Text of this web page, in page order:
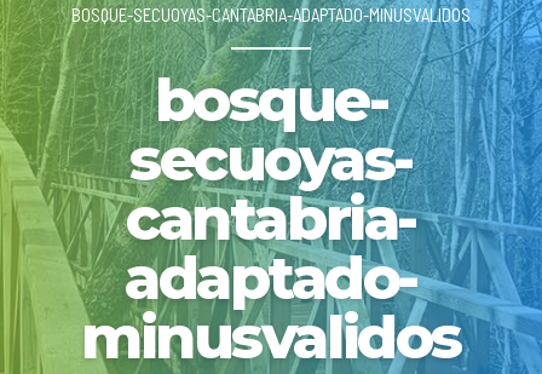
BOSQUE-SECUOYAS-CANTABRIA-ADAPTADO-MINUSVALIDOS
bosque-
secuoyas-
cantabria-
adaptado-
minusvalidos